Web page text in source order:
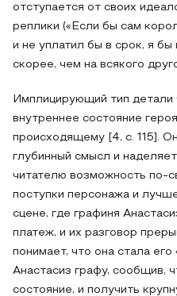
отступается от своих
реплики («Если бы сам
и не уплатил бы в срок, я
скорее, чем на всякого
Имплицирующий тип
внутреннее состояние
происходящему [4, c. 115].
глубинный смысл и
читателю возможность по-
поступки персонажа и
сцене, где графиня
платеж, и их разговор
понимает, что она стала
Анастасиз графу, сообщив,
состояние, и получить